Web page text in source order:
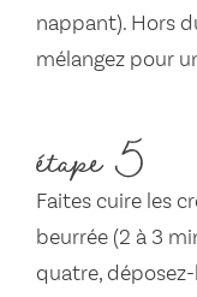
nappant). Hors
mélangez pour
étape 5
Faites cuire les
beurrée (2 à 3
quatre,